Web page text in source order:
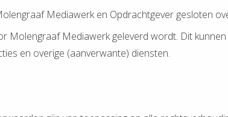
Mediawerk en Opdrachtgever gesloten
Molengraaf Mediawerk geleverd wordt. Dit
en overige (aanverwante) diensten.